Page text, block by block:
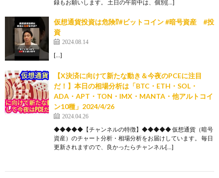
録もお願いします。 土日の午前中は、個別[…]
仮想通貨投資は危険⁉︎#ビットコイン #暗号資産 #投
資
2024.08.14
[…]
【X決済に向けて新たな動き＆今夜のPCEに注目
だ！】本日の相場分析は「BTC・ETH・SOL・
ADA・APT・TON・IMX・MANTA・他アルトコイ
ン10種」2024/4/26
2024.04.26
◆◆◆◆◆【チャンネルの特徴】◆◆◆◆◆ 仮想通貨（暗号
資産）のチャート分析・相場分析をお届けしています。 毎日
更新されますので、良かったらチャンネル[…]